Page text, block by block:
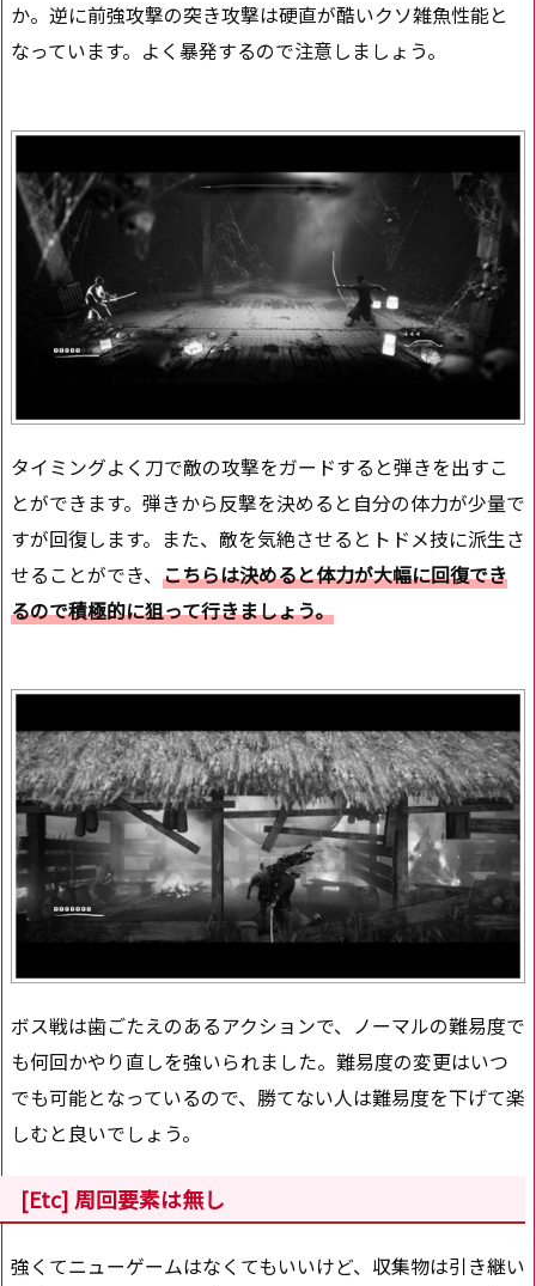
か。逆に前強攻撃の突き攻撃は硬直が酷いクソ雑魚性能と
なっています。よく暴発するので注意しましょう。
タイミングよく刀で敵の攻撃をガードすると弾きを出すこ
とができます。弾きから反撃を決めると自分の体力が少量で
すが回復します。また、敵を気絶させるとトドメ技に派生さ
せることができ、 こちらは決めると体力が大幅に回復でき
るので積極的に狙って行きましょう。
ボス戦は歯ごたえのあるアクションで、ノーマルの難易度で
も何回かやり直しを強いられました。難易度の変更はいつ
でも可能となっているので、勝てない人は難易度を下げて楽
しむと良いでしょう。
[Etc] 周回要素は無し
強くてニューゲームはなくてもいいけど、収集物は引き継い